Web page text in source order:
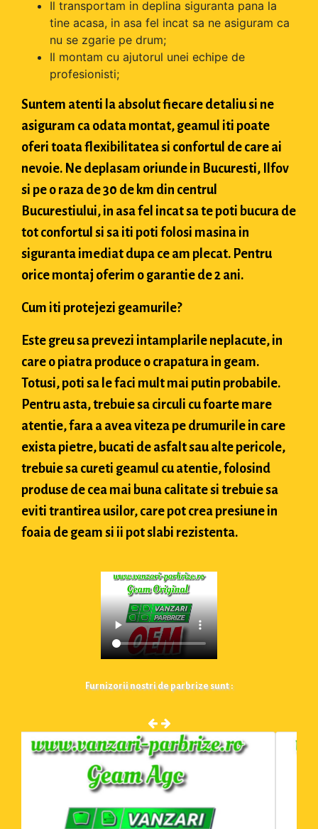
Il transportam in deplina siguranta pana la
tine acasa, in asa fel incat sa ne asiguram ca
nu se zgarie pe drum;
Il montam cu ajutorul unei echipe de
profesionisti;
Suntem atenti la absolut fiecare detaliu si ne
asiguram ca odata montat, geamul iti poate
oferi toata flexibilitatea si confortul de care ai
nevoie. Ne deplasam oriunde in Bucuresti, Ilfov
si pe o raza de 30 de km din centrul
Bucurestiului, in asa fel incat sa te poti bucura de
tot confortul si sa iti poti folosi masina in
siguranta imediat dupa ce am plecat. Pentru
orice montaj oferim o garantie de 2 ani.
Cum iti protejezi geamurile?
Este greu sa prevezi intamplarile neplacute, in
care o piatra produce o crapatura in geam.
Totusi, poti sa le faci mult mai putin probabile.
Pentru asta, trebuie sa circuli cu foarte mare
atentie, fara a avea viteza pe drumurile in care
exista pietre, bucati de asfalt sau alte pericole,
trebuie sa cureti geamul cu atentie, folosind
produse de cea mai buna calitate si trebuie sa
eviti trantirea usilor, care pot crea presiune in
foaia de geam si ii pot slabi rezistenta.
Furnizorii nostri de parbrize sunt :